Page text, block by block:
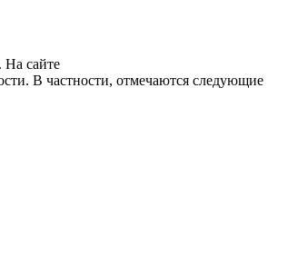
На сайте
В частности, отмечаются следующие